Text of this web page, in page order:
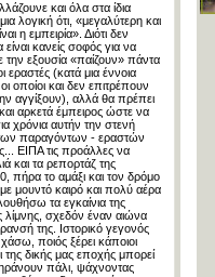
και όλα στα ίδια
λογική ότι, «μεγαλύτερη και
η εμπειρία». Διότι δεν
κανείς σοφός για να
την εξουσία «παίζουν» πάντα
εραστές (κατά μια έννοια
οποίοι και δεν επιτρέπουν
αγγίξουν), αλλά θα πρέπει
και αρκετά έμπειρος ώστε να
χρόνια αυτήν την στενή
παραγόντων - εραστών
ΕΙΠΑ τις προάλλες να
και τα ρεπορτάζ της
πήρα το αμάξι και τον δρόμο
μουντό καιρό και πολύ αέρα
τα εγκαίνια της
λίμνης, σχεδόν έναν αιώνα
της. Ιστορικό γεγονός
ποιός ξέρει κάποιοι
της δικής μας εποχής μπορεί
πάλι, ψάχνοντας